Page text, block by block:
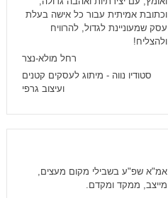
וכתובת אמיתית עבור כל אישה בעלת
עסק שמעוניינת לגדול, להרוויח
ולהצליח!
רחל מולא-נצר
סטודיו נווה - מיתוג לעסקים קטנים
ועיצוב גרפי
אמ"א שפ"ע בשבילי מקום מעצים,
מייצב, ממקד ומקדם.